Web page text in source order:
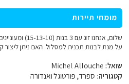
מומחי תיירות
שלום, אנחנו
על מנת לבנות תכנית למסלול. האם ניתן
שואל:
קטגוריה: ספרד, פורטוגל ואנדורה